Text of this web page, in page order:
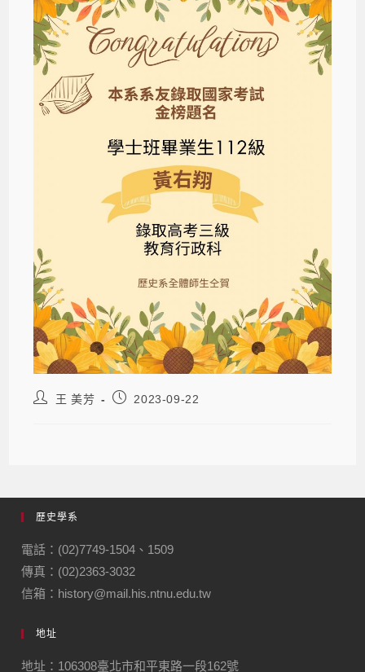
王 美芳 2023-09-22
歷史學系
電話：(02)7749-1504、1509
傳真：(02)2363-3032
信箱：history@mail.his.ntnu.edu.tw
地址
地址：106308臺北市和平東路一段162號